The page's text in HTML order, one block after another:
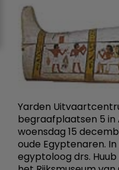
Yarden
begraafplaatsen 5 in
woensdag 15
oude Egyptenaren.
egyptoloog drs.